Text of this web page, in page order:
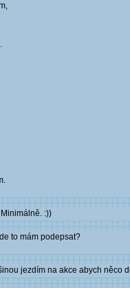
:))
to mám podepsat?
jezdím na akce abych něco